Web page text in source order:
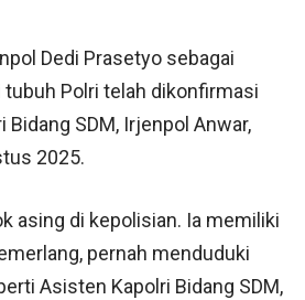
Dedi Prasetyo sebagai
tubuh Polri telah dikonfirmasi
SDM, Irjenpol Anwar,
2025.
asing di kepolisian. Ia memiliki
pernah menduduki
Asisten Kapolri Bidang SDM,